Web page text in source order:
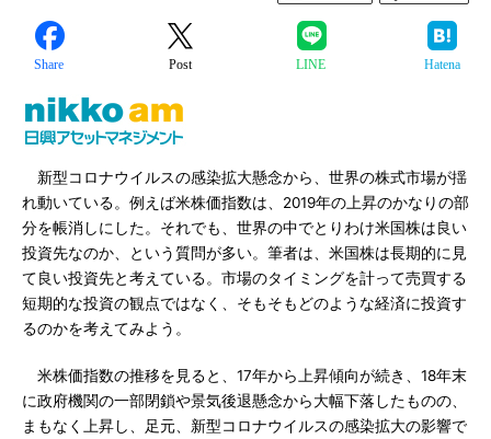
Share Post LINE Hatena
新型コロナウイルスの感染拡大懸念から、世界の株式市場が揺
れ動いている。例えば米株価指数は、2019年の上昇のかなりの部
分を帳消しにした。それでも、世界の中でとりわけ米国株は良い
投資先なのか、という質問が多い。筆者は、米国株は長期的に見
て良い投資先と考えている。市場のタイミングを計って売買する
短期的な投資の観点ではなく、そもそもどのような経済に投資す
るのかを考えてみよう。
米株価指数の推移を見ると、17年から上昇傾向が続き、18年末
に政府機関の一部閉鎖や景気後退懸念から大幅下落したものの、
まもなく上昇し、足元、新型コロナウイルスの感染拡大の影響で